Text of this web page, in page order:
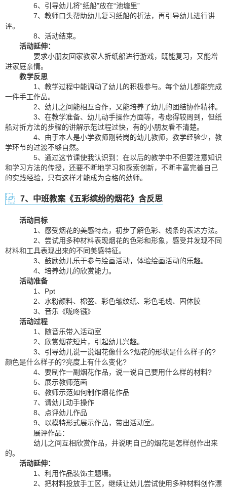
6、引导幼儿将“纸船”放在“池塘里”
7、教师口头帮助幼儿复习纸船的折法，再引导幼儿进行讲
评。
8、活动结束。
活动延伸：
要求小朋友回家教家人折纸船进行游戏，既能复习，又能增
进家庭亲情。
教学反思
1、教学过程中能调动了幼儿的积极参与。每个幼儿都能完成
一件手工作品。
2、幼儿之间能相互合作，又能培养了幼儿的团结协作精神。
3、在教学准备、幼儿动手操作方面等，考虑得较周到，但纸
船对折方法的步骤的讲解示范过程过快，有的小朋友看不清楚。
4、由于本人是小学教师刚转岗的幼儿教师，教学经验少，教
学环节的过渡不够自然。
5、通过这节课使我认识到：在以后的教学中不但要注意知识
和学习方法的传授，还要不断地学习和探索创新，不断丰富完善自己
的实践经验，只有这样才能成为合格的幼师。
7、中班教案《五彩缤纷的烟花》含反思
活动目标
1、感受烟花的美感特点，初步了解色彩、线条的表达方法。
2、尝试用多种材料表现烟花的色彩和形象，感受并发现不同
材料和工具表现出来的不同美感特征。
3、鼓励幼儿乐于参与绘画活动，体验绘画活动的乐趣。
4、培养幼儿的欣赏能力。
活动准备
1、Ppt
2、水粉颜料、棉签、彩色皱纹纸、彩色毛线、固体胶
3、音乐《咙咚镪》
活动过程
1、随音乐带入活动室
2、欣赏烟花短片，引起幼儿兴趣。
3、引导幼儿说一说烟花像什么?烟花的形状是什么样子的?
颜色是什么样子的?亮度上有什么变化?
4、要制作一副烟花作品，说一说自己要用什么样的材料?
5、展示教师范画
6、教师示范如何制作烟花作品
7、请幼儿动手操作
8、点评幼儿作品
9、以模特形式展示作品，带出活动室。
展评作品：
幼儿之间互相欣赏作品，并说明自己的烟花是怎样创作出来
的。
活动延伸：
1、利用作品装饰主题墙。
2、把材料投放手工区，继续让幼儿尝试使用多种材料创作漂